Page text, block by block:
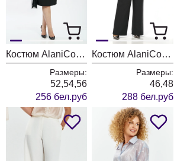
Костюм AlaniCollection 2582 черный + молоко
Размеры:
52,54,56
256 бел.руб
Костюм AlaniCollection 2581
Размеры:
46,48
288 бел.руб